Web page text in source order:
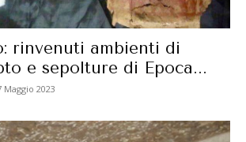
rinvenuti ambienti di
e sepolture di Epoca...
Maggio 2023